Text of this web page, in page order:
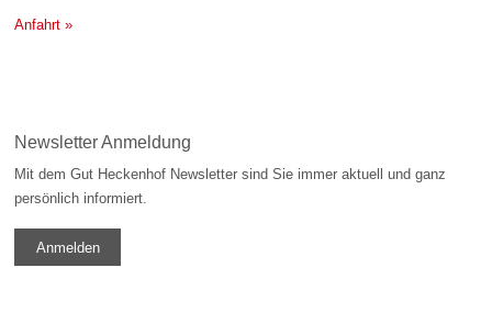
Anfahrt »
Newsletter Anmeldung
Mit dem Gut Heckenhof Newsletter sind Sie immer aktuell und ganz
persönlich informiert.
Anmelden